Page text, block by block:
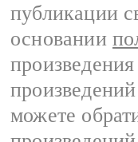
публикации
основании
можете